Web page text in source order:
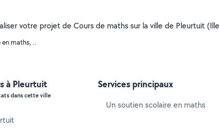
votre projet de Cours de maths sur la ville de Pleurtuit
maths, ..
à Pleurtuit
dans cette ville
Services principaux
Un soutien scolaire en maths